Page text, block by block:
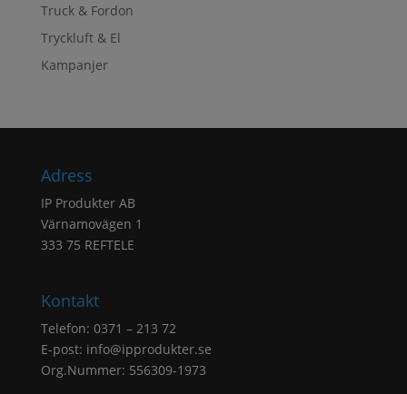
Truck & Fordon
Tryckluft & El
Kampanjer
Adress
IP Produkter AB
Värnamovägen 1
333 75 REFTELE
Kontakt
Telefon: 0371 – 213 72
E-post: info@ipprodukter.se
Org.Nummer: 556309-1973